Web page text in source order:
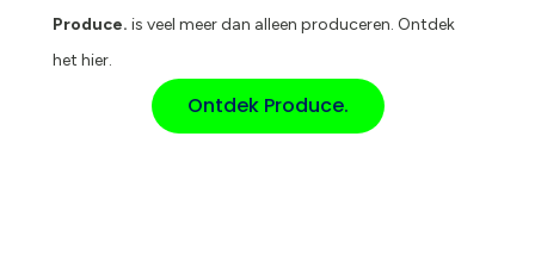
Produce. is veel meer dan alleen produceren. Ontdek
het hier.
Ontdek Produce.